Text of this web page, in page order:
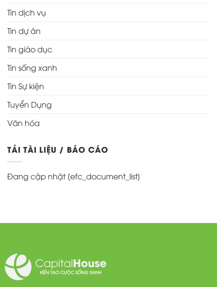
Tin dịch vụ
Tin dự án
Tin giáo dục
Tin sống xanh
Tin Sự kiện
Tuyển Dụng
Văn hóa
TẢI TÀI LIỆU / BÁO CÁO
Đang cập nhật [efc_document_list]